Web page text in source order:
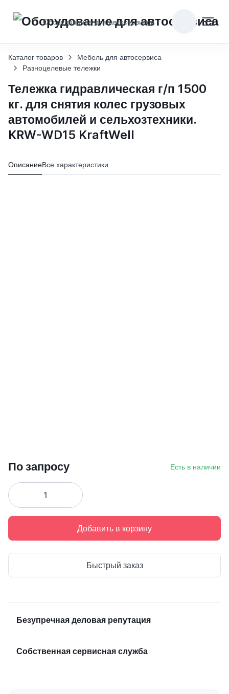
Оборудование для автосервисов
Каталог товаров
Мебель для автосервиса
Разноцелевые тележки
Тележка гидравлическая г/п 1500
кг. для снятия колес грузовых
автомобилей и сельхозтехники.
KRW-WD15 KraftWell
ОписаниеВсе характеристики
По запросу Есть в наличии
Добавить в корзину
Быстрый заказ
Безупречная деловая репутация
Собственная сервисная служба